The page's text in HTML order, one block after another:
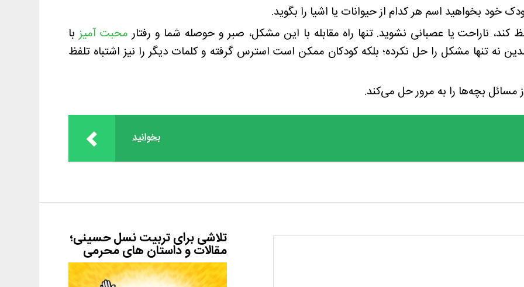
خود بخواهید اسم هر کدام از حیوانات یا اشیا را بگوید.
ناراحت یا عصبانی نشوید. تنها راه مقابله با این مشکل، صبر و حوصله شما و رفتارمحبت آمیزبا
نه تنها مشکل را حل نکرده؛ بلکه کودکان ممکن است استرس گرفته و کلمات دیگر را نیز اشتباه تلفظ
مسائل بچه‌ها را به مرور حل می‌کند.
بخوانید
تلاشی برای تربیت نسل حسینی؛
مقالات و داستان های محرمی